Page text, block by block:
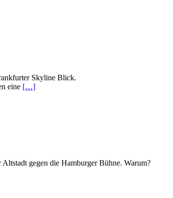
Skyline Blick.
eine […]
gegen die Hamburger Bühne. Warum?